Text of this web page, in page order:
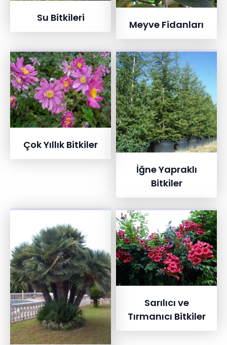
Su Bitkileri
Meyve Fidanları
Çok Yıllık Bitkiler
İğne Yapraklı
Bitkiler
Sarılıcı ve
Tırmanıcı Bitkiler